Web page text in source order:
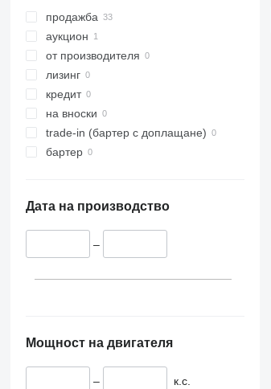
продажба
аукцион
от производителя
лизинг
кредит
на вноски
trade-in (бартер с доплащане)
бартер
Дата на производство
–
Мощност на двигателя
– к.с.